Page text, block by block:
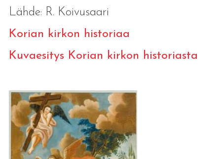
Lähde: R. Koivusaari
Korian kirkon historiaa
Kuvaesitys Korian kirkon historiasta